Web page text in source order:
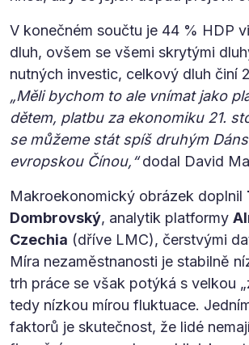
V konečném součtu je 44 % HDP
dluh, ovšem se všemi skrytými
nutných investic, celkový dluh činí
„Měli bychom to ale vnímat jako
dětem, platbu za ekonomiku 21.
se můžeme stát spíš druhým
evropskou Čínou,“dodal David
Makroekonomický obrázek doplnil
Dombrovský, analytik platformy
Czechia (dříve LMC), čerstvými
Míra nezaměstnanosti je stabilně
trh práce se však potýká s velkou
tedy nízkou mírou fluktuace.
faktorů je skutečnost, že lidé